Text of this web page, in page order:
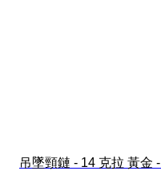
吊墜頸鏈 - 14 克拉 黃金 -